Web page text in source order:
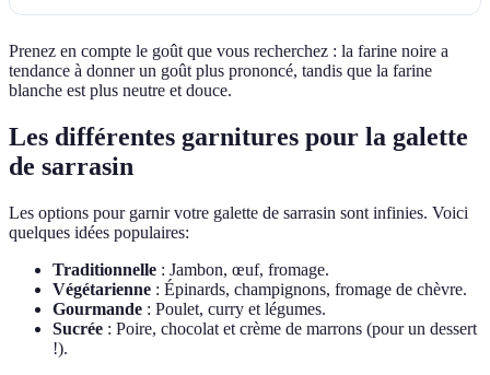
Prenez en compte le goût que vous recherchez : la farine noire a
tendance à donner un goût plus prononcé, tandis que la farine
blanche est plus neutre et douce.
Les différentes garnitures pour la galette
de sarrasin
Les options pour garnir votre galette de sarrasin sont infinies. Voici
quelques idées populaires:
Traditionnelle : Jambon, œuf, fromage.
Végétarienne : Épinards, champignons, fromage de chèvre.
Gourmande : Poulet, curry et légumes.
Sucrée : Poire, chocolat et crème de marrons (pour un dessert
!).